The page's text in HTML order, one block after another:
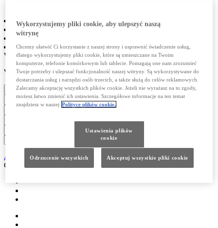
01 Model
02 Autoryzowany Salon Lexusa
03 Kontakt
04 Potwierdzenie
WYBIERZ MODEL
WYBIERZ SILNIK
Przejdź dalej
Autoryzowany Diler Lexusa
Autoryzowany Diler Lexusa
Godziny otwarcia
Wykorzystujemy pliki cookie, aby ulepszyć naszą
witrynę
Chcemy ułatwić Ci korzystanie z naszej strony i usprawnić świadczenie usług,
dlatego wykorzystujemy pliki cookie, które są umieszczane na Twoim
komputerze, telefonie komórkowym lub tablecie. Pomagają one nam zrozumieć
Twoje potrzeby i ulepszać funkcjonalność naszej witryny. Są wykorzystywane do
dostarczania usług i narzędzi osób trzecich, a także służą do celów reklamowych.
Zalecamy akceptację wszystkich plików cookie. Jeżeli nie wyrażasz na to zgody,
możesz łatwo zmienić ich ustawienia. Szczegółowe informacje na ten temat
znajdziesz w naszej Polityce plików cookie.
Ustawienia plików
cookie
Odrzucenie wszystkich Akceptuj wszystkie pliki cookie